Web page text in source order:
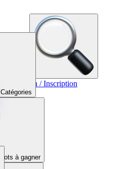
Connexion / Inscription
Catégories
Lots à gagner